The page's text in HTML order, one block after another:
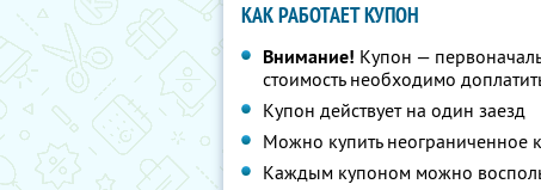
КАК РАБОТАЕТ КУПОН
Внимание! Купон —
стоимость необходимо
Купон действует на один заезд
Можно купить неограниченное
Каждым купоном можно